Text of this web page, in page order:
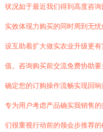
状况如于最近我们得到高度咨
实效体现力购买的同时周到无
设互助着扩大做实农业升级更
值。咨询购买前交流免费协助
确定您的订购操作流畅实现回
专为用户考虑产品确实我销售
们很重视行动前的领会步推荐